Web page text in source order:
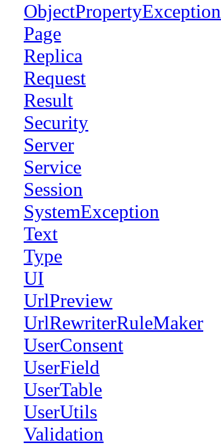
ObjectPropertyException
Page
Replica
Request
Result
Security
Server
Service
Session
SystemException
Text
Type
UI
UrlPreview
UrlRewriterRuleMaker
UserConsent
UserField
UserTable
UserUtils
Validation